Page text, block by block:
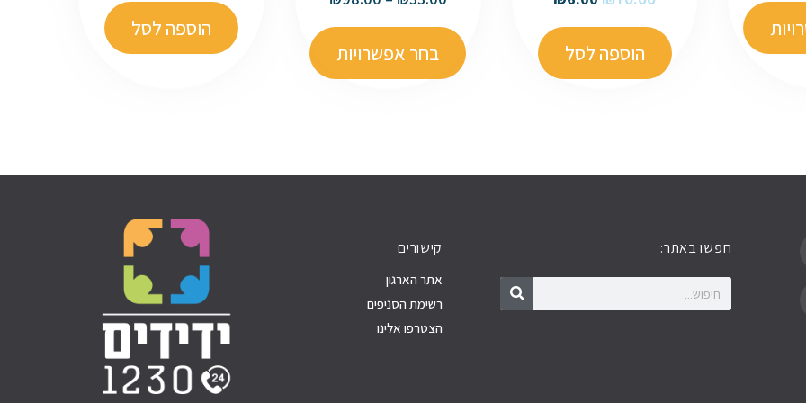
הוספה לסל בחר אפשרויות
הוספה לסל
חפשו באתר:
חיפוש
קישורים
אתר הארגון
רשימת הסניפים
הצטרפו אלינו